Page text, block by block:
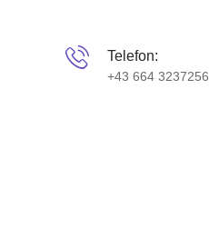
Telefon:
+43 664 3237256